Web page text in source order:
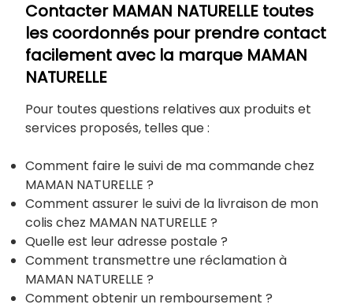
Contacter MAMAN NATURELLE toutes
les coordonnés pour prendre contact
facilement avec la marque MAMAN
NATURELLE
Pour toutes questions relatives aux produits et
services proposés, telles que :
Comment faire le suivi de ma commande chez
MAMAN NATURELLE ?
Comment assurer le suivi de la livraison de mon
colis chez MAMAN NATURELLE ?
Quelle est leur adresse postale ?
Comment transmettre une réclamation à
MAMAN NATURELLE ?
Comment obtenir un remboursement ?